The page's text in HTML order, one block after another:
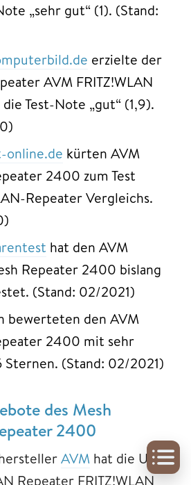
„sehr gut“ (1). (Stand:
erzielte der
AVM FRITZ!WLAN
Test-Note „gut“ (1,9).
online.de kürten AVM
2400 zum Test
Repeater Vergleichs.
hat den AVM
Repeater 2400 bislang
(Stand: 02/2021)
bewerteten den AVM
2400 mit sehr
(Stand: 02/2021)
des Mesh
2400
AVM hat die UVP
Repeater FRITZ!WLAN